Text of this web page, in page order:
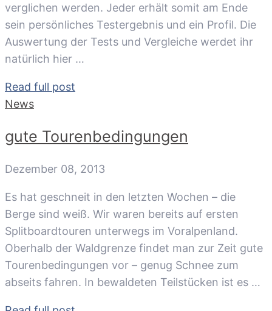
verglichen werden. Jeder erhält somit am Ende
sein persönliches Testergebnis und ein Profil. Die
Auswertung der Tests und Vergleiche werdet ihr
natürlich hier …
Read full post
News
gute Tourenbedingungen
Dezember 08, 2013
Es hat geschneit in den letzten Wochen – die
Berge sind weiß. Wir waren bereits auf ersten
Splitboardtouren unterwegs im Voralpenland.
Oberhalb der Waldgrenze findet man zur Zeit gute
Tourenbedingungen vor – genug Schnee zum
abseits fahren. In bewaldeten Teilstücken ist es …